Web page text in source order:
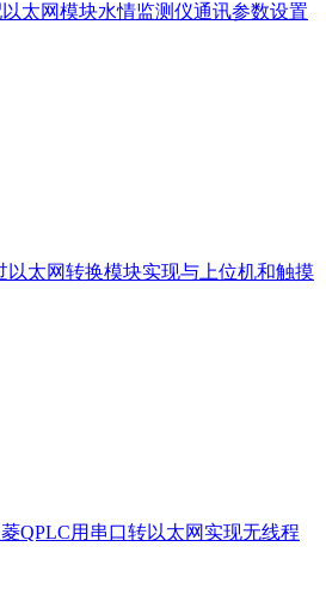
太网模块水情监测仪通讯参数设置
以太网转换模块实现与上位机和触摸
QPLC用串口转以太网实现无线程